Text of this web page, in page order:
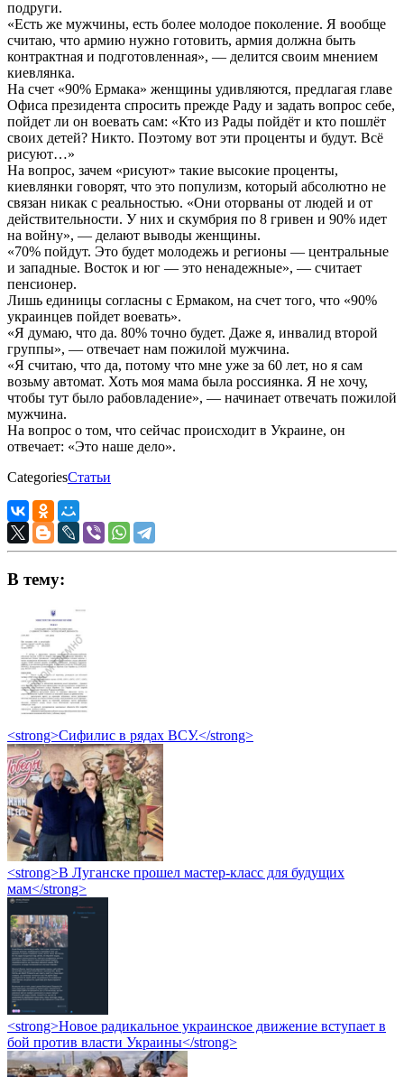
подруги.
«Есть же мужчины, есть более молодое поколение. Я вообще
считаю, что армию нужно готовить, армия должна быть
контрактная и подготовленная», — делится своим мнением
киевлянка.
На счет «90% Ермака» женщины удивляются, предлагая главе
Офиса президента спросить прежде Раду и задать вопрос себе,
пойдет ли он воевать сам: «Кто из Рады пойдёт и кто пошлёт
своих детей? Никто. Поэтому вот эти проценты и будут. Всё
рисуют…»
На вопрос, зачем «рисуют» такие высокие проценты,
киевлянки говорят, что это популизм, который абсолютно не
связан никак с реальностью. «Они оторваны от людей и от
действительности. У них и скумбрия по 8 гривен и 90% идет
на войну», — делают выводы женщины.
«70% пойдут. Это будет молодежь и регионы — центральные
и западные. Восток и юг — это ненадежные», — считает
пенсионер.
Лишь единицы согласны с Ермаком, на счет того, что «90%
украинцев пойдет воевать».
«Я думаю, что да. 80% точно будет. Даже я, инвалид второй
группы», — отвечает нам пожилой мужчина.
«Я считаю, что да, потому что мне уже за 60 лет, но я сам
возьму автомат. Хоть моя мама была россиянка. Я не хочу,
чтобы тут было рабовладение», — начинает отвечать пожилой
мужчина.
На вопрос о том, что сейчас происходит в Украине, он
отвечает: «Это наше дело».
CategoriesСтатьи
В тему:
<strong>Сифилис в рядах ВСУ.</strong>
<strong>В Луганске прошел мастер-класс для будущих
мам</strong>
<strong>Новое радикальное украинское движение вступает в
бой против власти Украины</strong>